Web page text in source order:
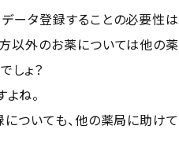
ータ登録することの必要性は
以外のお薬については他の薬
しょ？
ね。
についても、他の薬局に助けて